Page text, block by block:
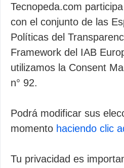
Tecnopeda.com
con el conjunto de las
Políticas del
Framework del IAB
utilizamos la Consent
n° 92.
Podrá modificar sus
momento haciendo clic
Tu privacidad es